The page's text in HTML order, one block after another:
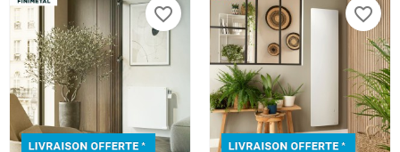
favorite_border favorite_border